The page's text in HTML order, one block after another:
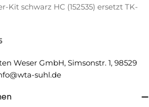
Eine Frage stellen
Kit schwarz HC (152535) ersetzt TK-
Weser GmbH, Simsonstr. 1, 98529
suhl.de